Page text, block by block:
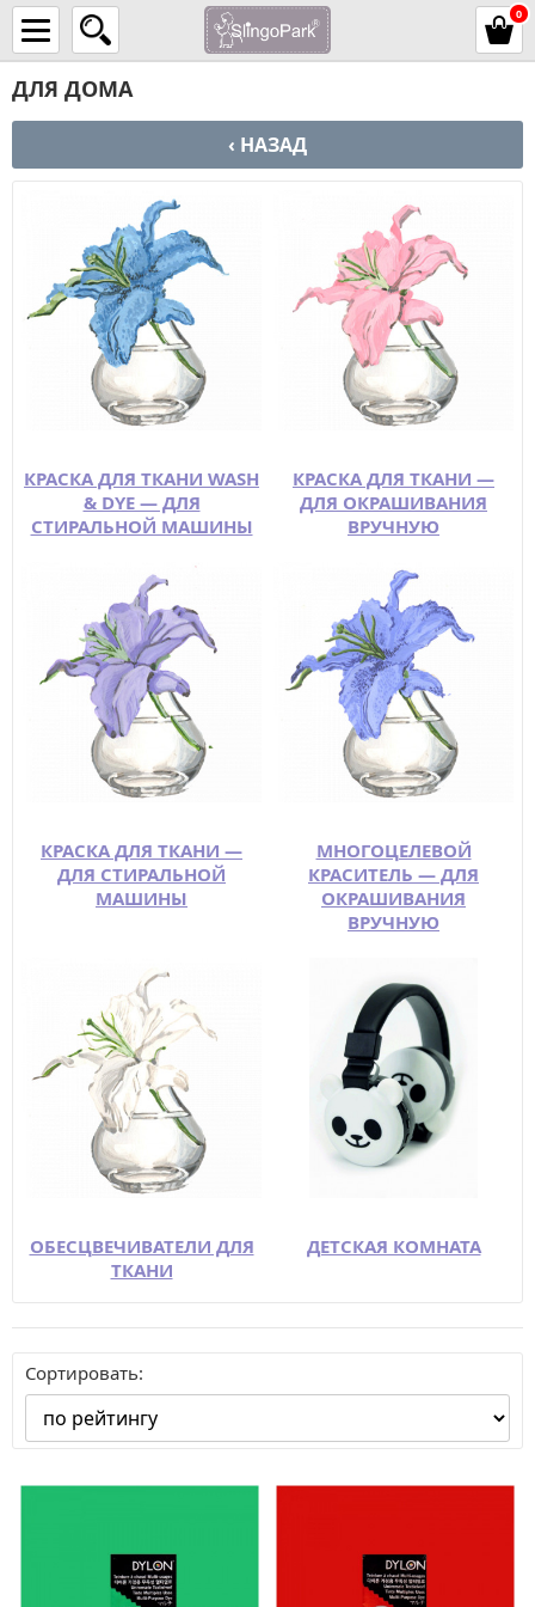
0
ДЛЯ ДОМА
‹ НАЗАД
КРАСКА ДЛЯ ТКАНИ WASH
& DYE — ДЛЯ
СТИРАЛЬНОЙ МАШИНЫ
КРАСКА ДЛЯ ТКАНИ —
ДЛЯ ОКРАШИВАНИЯ
ВРУЧНУЮ
КРАСКА ДЛЯ ТКАНИ —
ДЛЯ СТИРАЛЬНОЙ
МАШИНЫ
МНОГОЦЕЛЕВОЙ
КРАСИТЕЛЬ — ДЛЯ
ОКРАШИВАНИЯ
ВРУЧНУЮ
ОБЕСЦВЕЧИВАТЕЛИ ДЛЯ
ТКАНИ
ДЕТСКАЯ КОМНАТА
Сортировать: